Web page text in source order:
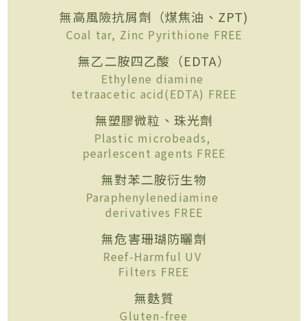
無高風險抗屑劑（煤焦油、ZPT)
Coal tar, Zinc Pyrithione FREE
無乙二胺四乙酸（EDTA）
Ethylene diamine
tetraacetic acid(EDTA) FREE
無塑膠微粒、珠光劑
Plastic microbeads,
pearlescent agents FREE
無對苯二胺衍生物
Paraphenylenediamine
derivatives FREE
無危害珊瑚防曬劑
Reef-Harmful UV
Filters FREE
無麩質
Gluten-free